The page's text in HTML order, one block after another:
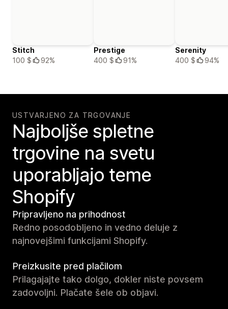
Stitch
100 $
92%
Prestige
400 $
91%
Serenity
400 $
94%
USTVARJENO ZA TRGOVANJE
Najboljše spletne
trgovine na svetu
uporabljajo teme
Shopify
Pripravljeno na prihodnost
Redno posodobljeno in vedno deluje z
najnovejšimi funkcijami Shopify.
Preizkusite pred plačilom
Prilagajajte tako dolgo, dokler niste povsem
zadovoljni. Plačate šele ob objavi.